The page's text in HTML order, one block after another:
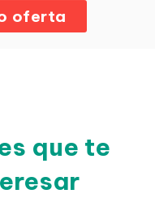
oferta
que te